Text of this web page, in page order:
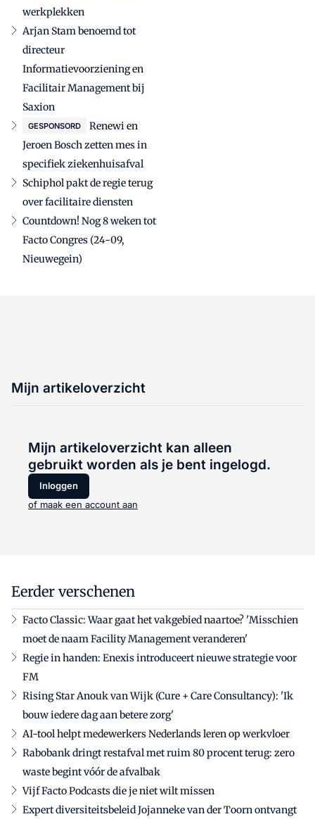
werkplekken
Arjan Stam benoemd tot
directeur
Informatievoorziening en
Facilitair Management bij
Saxion
GESPONSORD
Renewi en
Jeroen Bosch zetten mes in
specifiek ziekenhuisafval
Schiphol pakt de regie terug
over facilitaire diensten
Countdown! Nog 8 weken tot
Facto Congres (24-09,
Nieuwegein)
Mijn artikeloverzicht
Mijn artikeloverzicht kan alleen
gebruikt worden als je bent ingelogd.
Inloggen
of maak een account aan
Eerder verschenen
Facto Classic: Waar gaat het vakgebied naartoe? 'Misschien
moet de naam Facility Management veranderen'
Regie in handen: Enexis introduceert nieuwe strategie voor
FM
Rising Star Anouk van Wijk (Cure + Care Consultancy): 'Ik
bouw iedere dag aan betere zorg'
AI-tool helpt medewerkers Nederlands leren op werkvloer
Rabobank dringt restafval met ruim 80 procent terug: zero
waste begint vóór de afvalbak
Vijf Facto Podcasts die je niet wilt missen
Expert diversiteitsbeleid Jojanneke van der Toorn ontvangt